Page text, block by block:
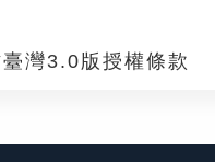
灣3.0版授權條款